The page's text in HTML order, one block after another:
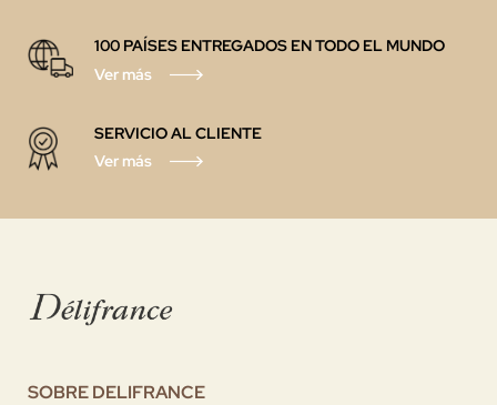
100 PAÍSES ENTREGADOS EN TODO EL MUNDO
Ver más
SERVICIO AL CLIENTE
Ver más
SOBRE DELIFRANCE